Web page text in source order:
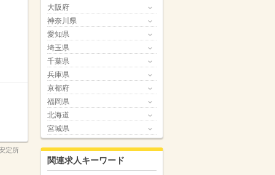
定所
大阪府
神奈川県
愛知県
埼玉県
千葉県
兵庫県
京都府
福岡県
北海道
宮城県
関連求人キーワード